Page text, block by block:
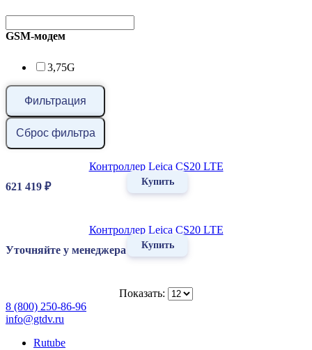
GSM-модем
3,75G
Фильтрация
Сброс фильтра
Контроллер Leica CS20 LTE
621 419 ₽ Купить
Контроллер Leica CS20 LTE
Уточняйте у менеджера
Купить
Показать:
8 (800) 250-86-96
info@gtdv.ru
Rutube